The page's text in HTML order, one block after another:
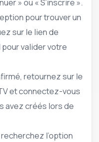
pour trouver un
sur le lien de
valider votre
retournez sur le
et connectez-vous
avez créés lors de
l’option